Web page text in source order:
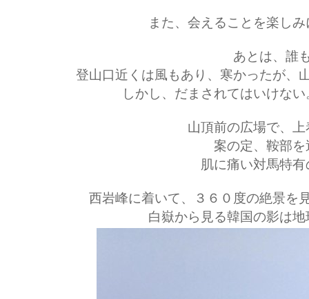
また、会えることを楽し
あとは、誰
登山口近くは風もあり、寒かったが、
しかし、だまされてはいけな
山頂前の広場で、
案の定、鞍部
肌に痛い対馬特
西岩峰に着いて、３６０度の絶景を
白嶽から見る韓国の影は